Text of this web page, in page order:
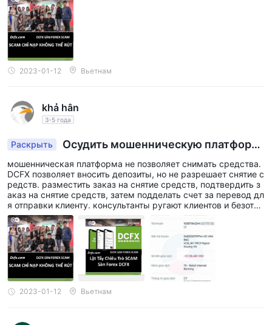
обмануть команду, которая специализируется на привлечен
ии клиентов, а затем заманили деньги на платформу, после з
агрузки она заблокировала счет и не смогла вывести деньг
и.
2023-01-12 Вьетнам
khả hân
3-5 года
Раскрыть
Осудить мошенническую платформ
мошенническая платформа не позволяет снимать средства.
DCFX позволяет вносить депозиты, но не разрешает снятие с
редств. разместить заказ на снятие средств, подтвердить з
аказ на снятие средств, затем подделать счет за перевод дл
я отправки клиенту. консультанты ругают клиентов и безотве
тственную ответственность. предупреждение, любой, кто хо
чет инвестировать в это DCFX следует срочно прекратить, п
ризнаки мошенничества очень очевидны. мошенническая ор
ганизация заманивает клиентов внести депозит в размере $,
а затем не разрешает их снятие. поддержка очень безответс
твенная. поддельные ваучеры и счета за денежные перевод
ы клиентам. если клиент идет в банк для проверки, такого п
латежного поручения нет. обмануть тебя. у нас есть полное
доказательство DCFX мошенничество, так что держитесь по
2023-01-12 Вьетнам